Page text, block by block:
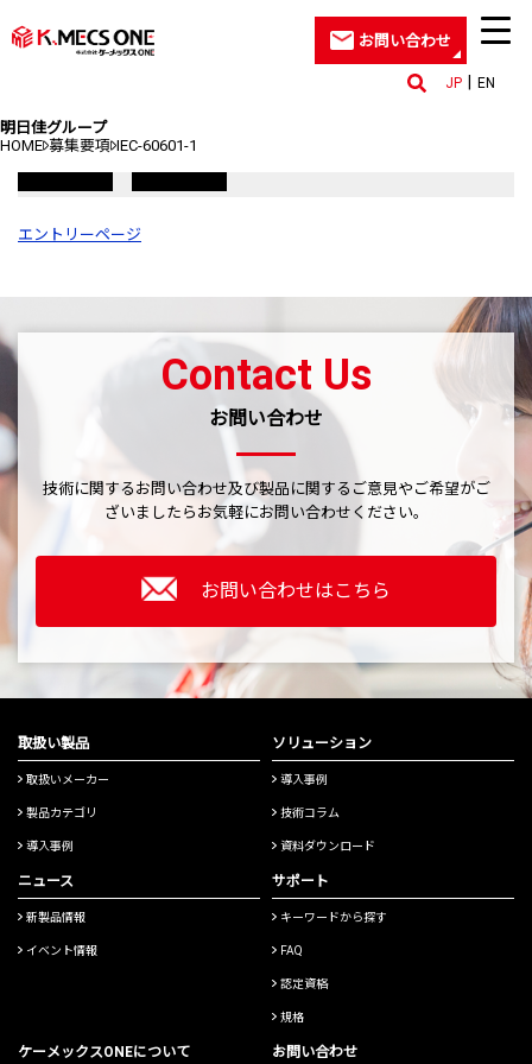
JP EN
お問い合わせ
明日佳グループ
HOME 募集要項 IEC-60601-1
エントリーページ
Contact Us
お問い合わせ
技術に関するお問い合わせ及び製品に関するご意見やご希望がご
ざいましたら お気軽にお問い合わせください。
お問い合わせはこちら
取扱い製品
取扱いメーカー
製品カテゴリ
導入事例
ソリューション
導入事例
技術コラム
資料ダウンロード
ニュース
新製品情報
イベント情報
サポート
キーワードから探す
FAQ
認定資格
規格
ケーメックスONEについて お問い合わせ